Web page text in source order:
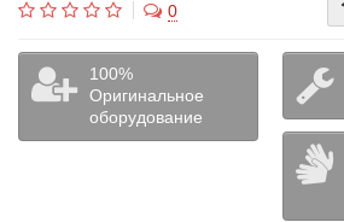
0
100%
Оригинальное
оборудование